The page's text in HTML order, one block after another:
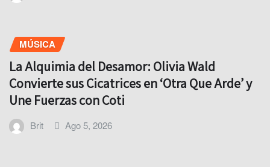
MÚSICA
La Alquimia del Desamor: Olivia Wald
Convierte sus Cicatrices en ‘Otra Que Arde’ y
Une Fuerzas con Coti
Brit Ago 5, 2026